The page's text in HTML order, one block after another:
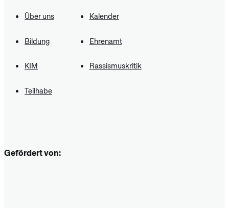
Über uns Kalender
Bildung Ehrenamt
KIM Rassismuskritik
Teilhabe
Gefördert von: